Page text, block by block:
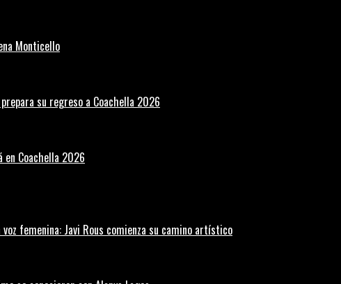
Monticello
su regreso a Coachella 2026
en Coachella 2026
voz femenina: Javi Rous comienza su camino artístico